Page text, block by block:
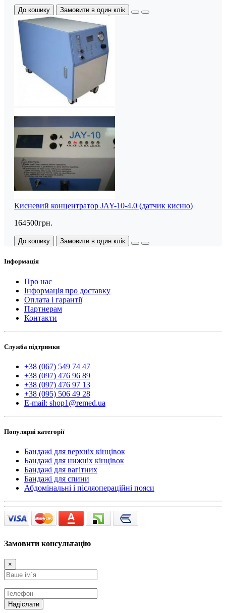
До кошику Замовити в один клік
Кисневий концентратор JAY-10-4.0 (датчик кисню)
164500грн.
До кошику Замовити в один клік
Інформація
Про нас
Інформація про доставку
Оплата і гарантії
Партнерам
Контакти
Служба підтримки
+38 (067) 549 74 47
+38 (097) 476 96 89
+38 (097) 476 97 13
+38 (095) 506 49 28
E-mail: shop1@remed.ua
Популярні категорії
Бандажі для верхніх кінцівок
Бандажі для нижніх кінцівок
Бандажі для вагітних
Бандажі для спини
Абдомінальні і післяопераційні пояси
Замовити консультацію
×
Надіслати